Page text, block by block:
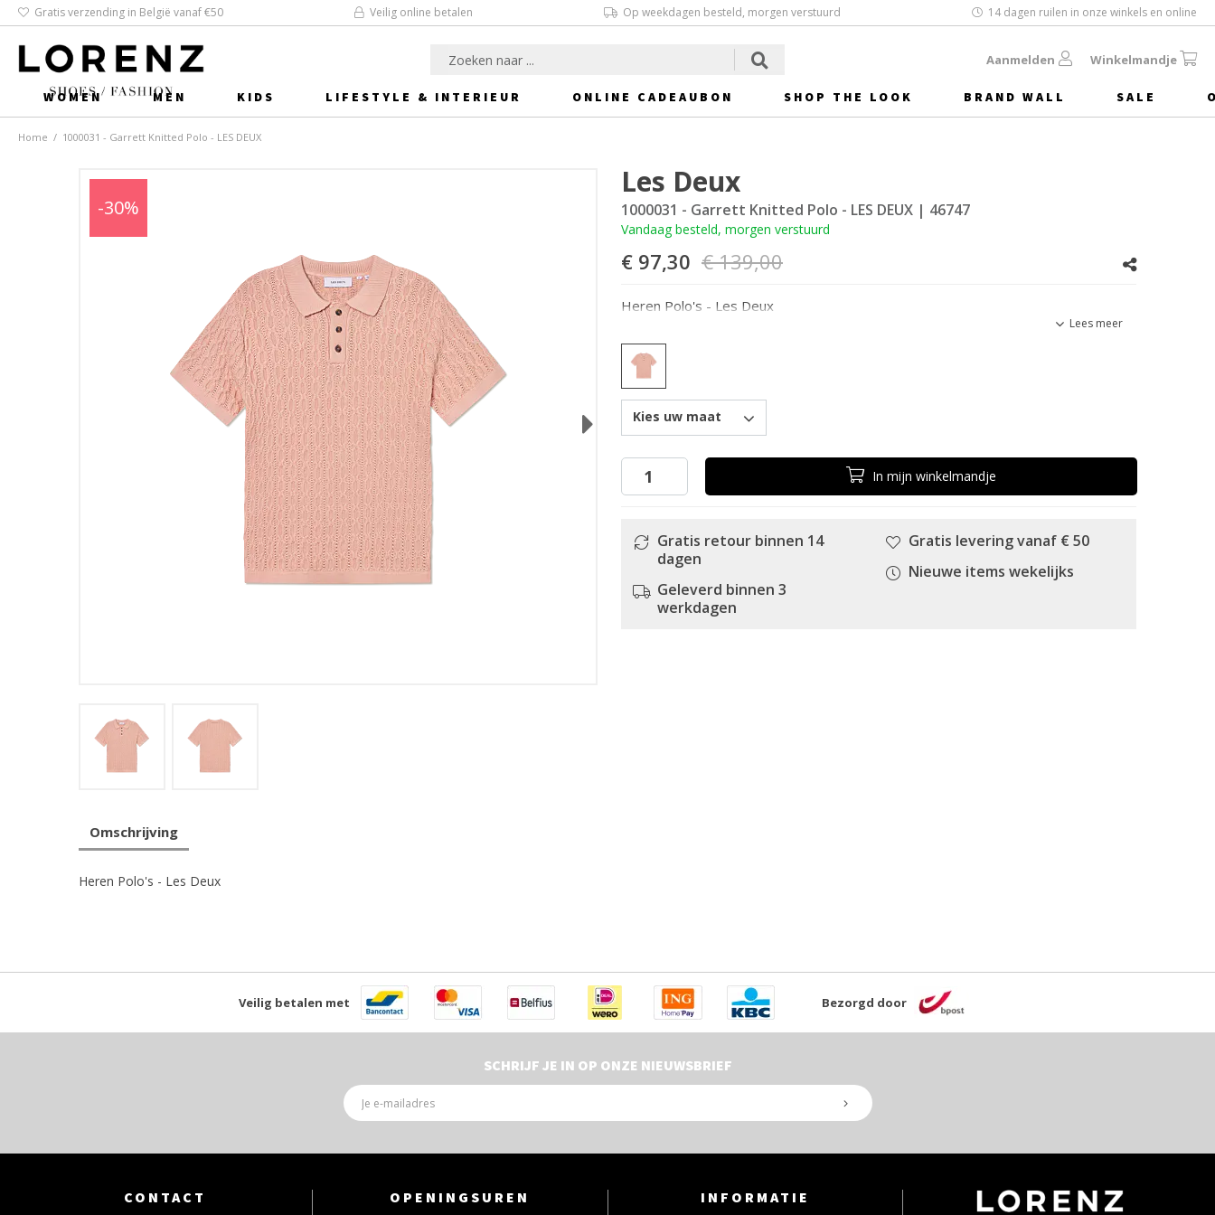
Gratis verzending in België vanaf €50 Veilig online betalen Op weekdagen besteld, morgen verstuurd 14 dagen ruilen in onze winkels en online
Aanmelden Winkelmandje
WOMEN MEN KIDS LIFESTYLE & INTERIEUR ONLINE CADEAUBON SHOP THE LOOK BRAND WALL SALE
Home / 1000031 - Garrett Knitted Polo - LES DEUX
-30%
Next
Les Deux
1000031 - Garrett Knitted Polo - LES DEUX | 46747
Vandaag besteld, morgen verstuurd
€ 139,00
€ 97,30
Heren Polo's - Les Deux
Lees meer
Kies uw maat
In mijn winkelmandje
Gratis retour binnen 14
dagen
Geleverd binnen 3
werkdagen
Gratis levering vanaf € 50
Nieuwe items wekelijks
Omschrijving
Heren Polo's - Les Deux
Veilig betalen met Bezorgd door
SCHRIJF JE IN OP ONZE NIEUWSBRIEF
CONTACT OPENINGSUREN INFORMATIE